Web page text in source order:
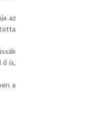
az
ő is,
a